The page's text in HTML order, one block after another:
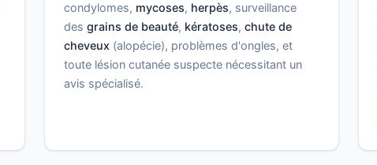
condylomes, mycoses, herpès, surveillance
desgrains de beauté, kératoses,chute de
cheveux (alopécie), problèmes d'ongles, et
toute lésion cutanée suspecte nécessitant un
avis spécialisé.